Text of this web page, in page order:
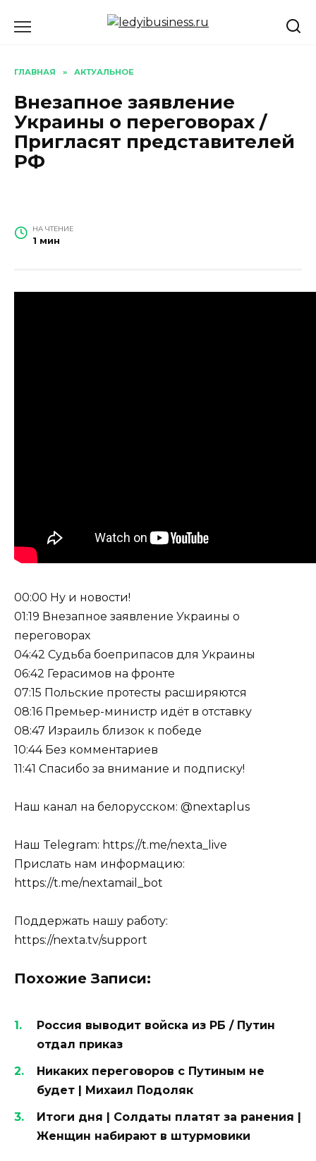
ГЛАВНАЯ » АКТУАЛЬНОЕ
Внезапное заявление
Украины о переговорах /
Пригласят представителей
РФ
НА ЧТЕНИЕ
1 мин
00:00 Ну и новости!
01:19 Внезапное заявление Украины о
переговорах
04:42 Судьба боеприпасов для Украины
06:42 Герасимов на фронте
07:15 Польские протесты расширяются
08:16 Премьер-министр идёт в отставку
08:47 Израиль близок к победе
10:44 Без комментариев
11:41 Спасибо за внимание и подписку!
Наш канал на белорусском: ​⁠​⁠​⁠​⁠​⁠​⁠​⁠​⁠​⁠​⁠​⁠​⁠​⁠​⁠​⁠​⁠​⁠​⁠​⁠​⁠​⁠​⁠​⁠@nextaplus
Наш Telegram: https://t.me/nexta_live
Прислать нам информацию:
https://t.me/nextamail_bot
Поддержать нашу работу:
https://nexta.tv/support
Похожие Записи:
Россия выводит войска из РБ / Путин
отдал приказ
Никаких переговоров с Путиным не
будет | Михаил Подоляк
Итоги дня | Солдаты платят за ранения |
Женщин набирают в штурмовики